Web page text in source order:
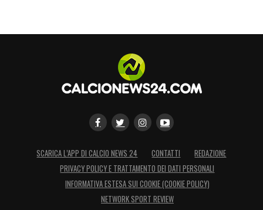
SCARICA L’APP DI CALCIO NEWS 24 CONTATTI
REDAZIONE
PRIVACY POLICY E TRATTAMENTO DEI DATI PERSONALI
INFORMATIVA ESTESA SUI COOKIE (COOKIE POLICY)
NETWORK SPORT REVIEW